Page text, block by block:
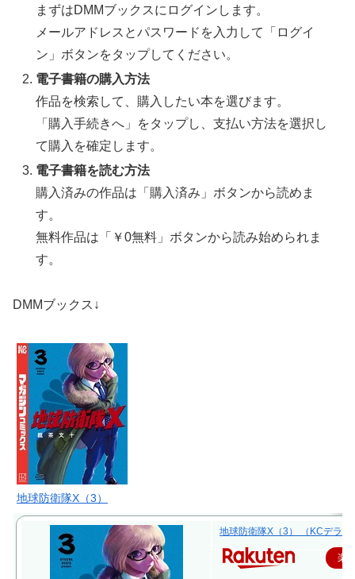
まずはDMMブックスにログインします。
メールアドレスとパスワードを入力して「ログイ
ン」ボタンをタップしてください。
電子書籍の購入方法
作品を検索して、購入したい本を選びます。
「購入手続きへ」をタップし、支払い方法を選択し
て購入を確定します。
電子書籍を読む方法
購入済みの作品は「購入済み」ボタンから読めま
す。
無料作品は「￥0無料」ボタンから読み始められま
す。
DMMブックス↓
地球防衛隊X（3）
地球防衛隊X（3） （KCデラッ
楽